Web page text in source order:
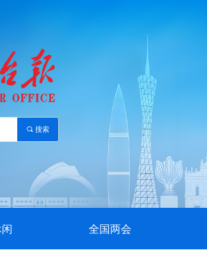
끠 搜索
全国两会